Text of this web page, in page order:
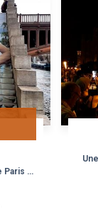
Saint Laurent défile sur les marches de Paris comme sur le Podium